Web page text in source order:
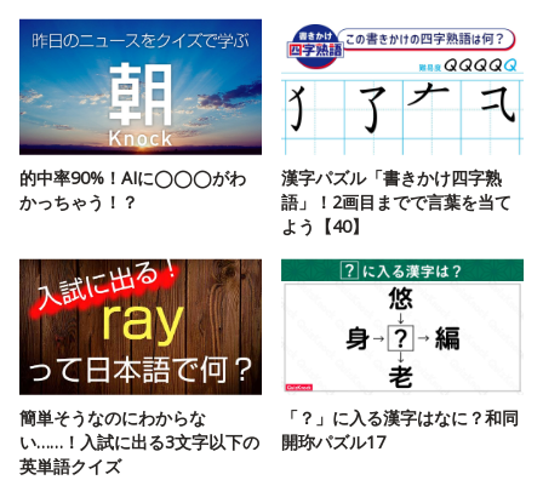
的中率90%！AIに◯◯◯がわ
かっちゃう！？
漢字パズル「書きかけ四字熟
語」！2画目までで言葉を当て
よう【40】
簡単そうなのにわからな
い……！入試に出る3文字以下の
英単語クイズ
「？」に入る漢字はなに？和同
開珎パズル17